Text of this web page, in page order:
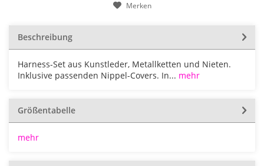
Merken
Beschreibung
Harness-Set aus Kunstleder, Metallketten und Nieten.
Inklusive passenden Nippel-Covers. In... mehr
Größentabelle
mehr